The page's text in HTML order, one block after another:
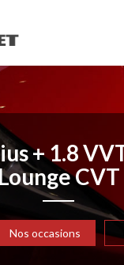
+ 1.8
CVT
Nos occasions